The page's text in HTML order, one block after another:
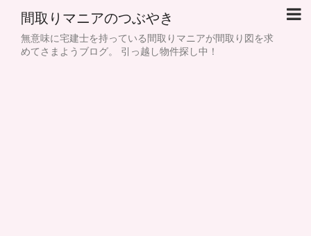
間取りマニアのつぶやき
無意味に宅建士を持っている間取りマニアが間取り図を求
めてさまようブログ。 引っ越し物件探し中！